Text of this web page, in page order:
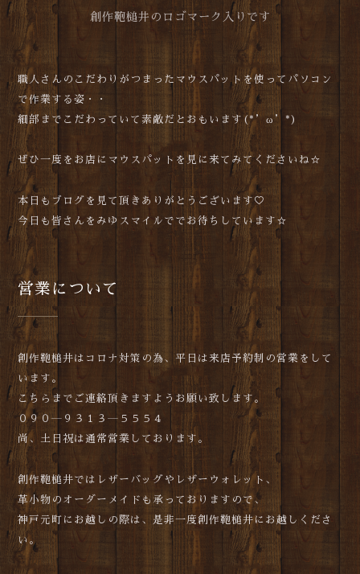
創作鞄槌井のロゴマーク入りです
職人さんのこだわりがつまったマウスパットを使ってパソコン
で作業する姿・・
細部までこだわっていて素敵だとおもいます(*’ω’*)
ぜひ一度をお店にマウスパットを見に来てみてくださいね☆
本日もブログを見て頂きありがとうございます♡
今日も皆さんをみゆスマイルででお待ちしています☆
営業について
創作鞄槌井はコロナ対策の為、平日は来店予約制の営業をして
います。
こちらまでご連絡頂きますようお願い致します。
０９０―９３１３―５５５４
尚、土日祝は通常営業しております。
創作鞄槌井ではレザーバッグやレザーウォレット、
革小物のオーダーメイドも承っておりますので、
神戸元町にお越しの際は、是非一度創作鞄槌井にお越しくださ
い。